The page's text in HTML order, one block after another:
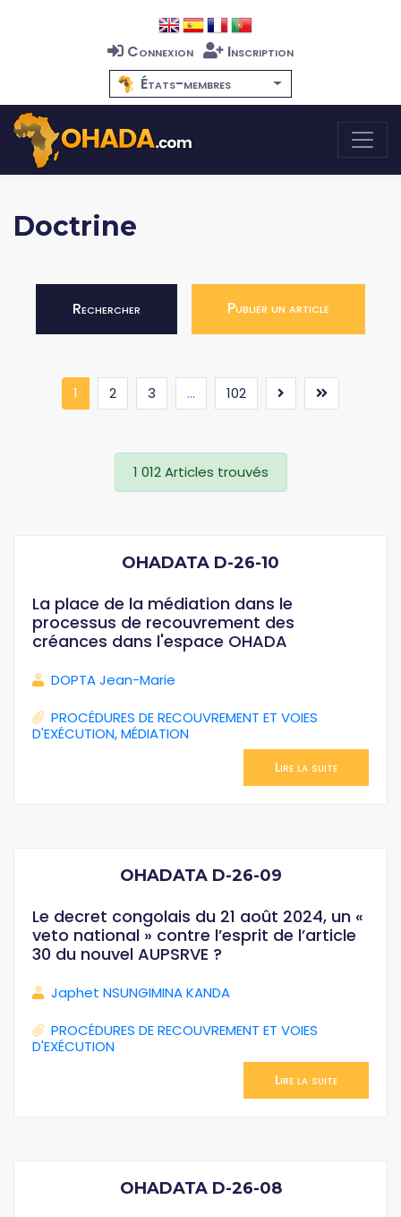
Connexion
Inscription
États-membres
Doctrine
Rechercher Publier un article
1 (current)
2 3 ... 102
1 012 Articles trouvés
OHADATA D-26-10
La place de la médiation dans le
processus de recouvrement des
créances dans l'espace OHADA
DOPTA Jean-Marie
PROCÉDURES DE RECOUVREMENT ET VOIES
D'EXÉCUTION,MÉDIATION
Lire la suite
OHADATA D-26-09
Le decret congolais du 21 août 2024, un «
veto national » contre l’esprit de l’article
30 du nouvel AUPSRVE ?
Japhet NSUNGIMINA KANDA
PROCÉDURES DE RECOUVREMENT ET VOIES
D'EXÉCUTION
Lire la suite
OHADATA D-26-08